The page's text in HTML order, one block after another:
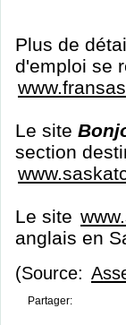
Plus de
d'emploi se
Le site
section
Le site
anglais en
(Source:
Partager: